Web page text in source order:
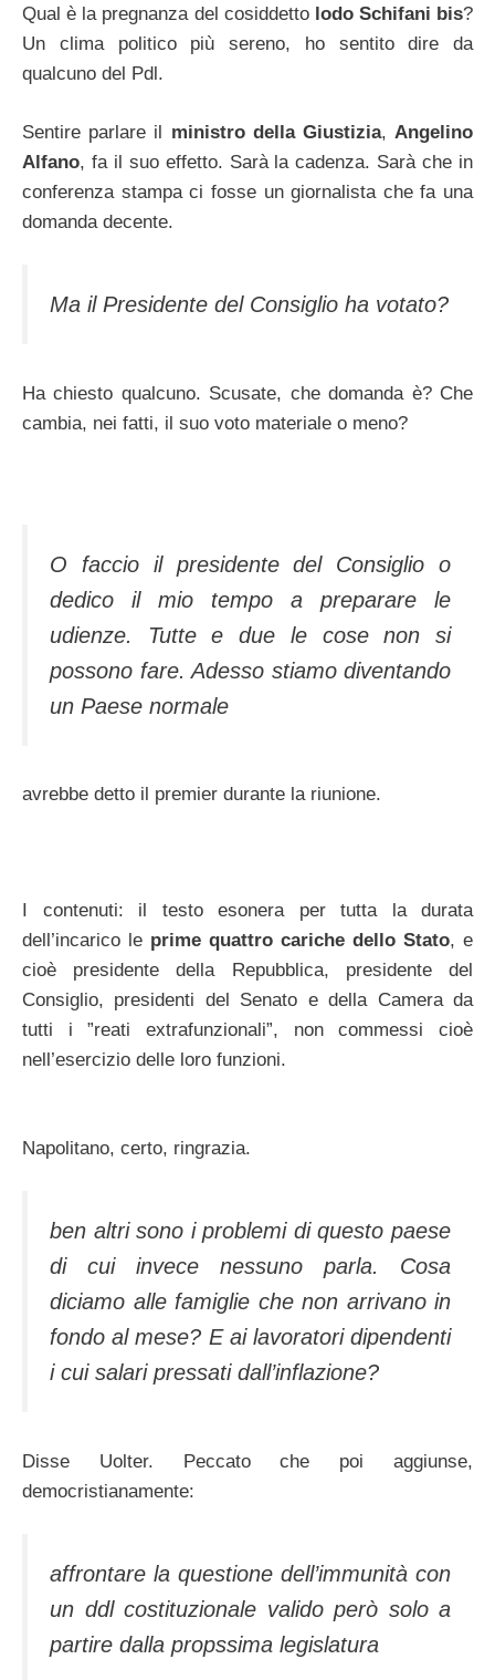
Qual è la pregnanza del cosiddetto lodo Schifani bis?
Un clima politico più sereno, ho sentito dire da
qualcuno del Pdl.
Sentire parlare il ministro della Giustizia, Angelino
Alfano, fa il suo effetto. Sarà la cadenza. Sarà che in
conferenza stampa ci fosse un giornalista che fa una
domanda decente.
Ma il Presidente del Consiglio ha votato?
Ha chiesto qualcuno. Scusate, che domanda è? Che
cambia, nei fatti, il suo voto materiale o meno?
O faccio il presidente del Consiglio o
dedico il mio tempo a preparare le
udienze. Tutte e due le cose non si
possono fare. Adesso stiamo diventando
un Paese normale
avrebbe detto il premier durante la riunione.
I contenuti: il testo esonera per tutta la durata
dell’incarico le prime quattro cariche dello Stato, e
cioè presidente della Repubblica, presidente del
Consiglio, presidenti del Senato e della Camera da
tutti i ”reati extrafunzionali”, non commessi cioè
nell’esercizio delle loro funzioni.
Napolitano, certo, ringrazia.
ben altri sono i problemi di questo paese
di cui invece nessuno parla. Cosa
diciamo alle famiglie che non arrivano in
fondo al mese? E ai lavoratori dipendenti
i cui salari pressati dall’inflazione?
Disse Uolter. Peccato che poi aggiunse,
democristianamente:
affrontare la questione dell’immunità con
un ddl costituzionale valido però solo a
partire dalla propssima legislatura